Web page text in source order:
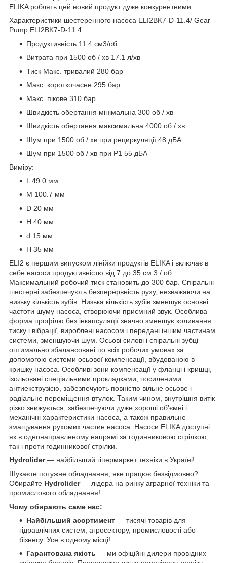
ELIKA роблять цей новий продукт дуже конкурентними.
Характеристики шестеренного насоса ELI2BK7-D-11.4/ Gear
Pump ELI2BK7-D-11.4:
Продуктивність 11.4 см3/об
Витрата при 1500 об / хв 17.1 л/хв
Тиск Макс. тривалий 280 бар
Макс. короткочасне 295 бар
Макс. пікове 310 бар
Швидкість обертання мінімальна 300 об / хв
Швидкість обертання максимальна 4000 об / хв
Шум при 1500 об / хв при рециркуляції 48 дБА
Шум при 1500 об / хв при P1 55 дБА
Виміру:
L 49.0 мм
M 100.7 мм
D 20 мм
H 40 мм
d 15 мм
H 35 мм
ELI2 є першим випуском лінійки продуктів ELIKA і включає в
себе насоси продуктивністю від 7 до 35 см 3 / об.
Максимальний робочий тиск становить до 300 бар. Спіральні
шестерні забезпечують безперервність руху, незважаючи на
низьку кількість зубів. Низька кількість зубів зменшує основні
частоти шуму насоса, створюючи приємний звук. Особлива
форма профілю без інкапсуляції значно зменшує коливання
тиску і вібрації, вироблені насосом і передані іншим частинам
системи, зменшуючи шум. Осьові силові і спіральні зубці
оптимально збалансовані по всіх робочих умовах за
допомогою системи осьової компенсації, вбудованою в
кришку насоса. Особливі зони компенсації у фланці і кришці,
ізольовані спеціальними прокладками, посиленими
антиекструзією, забезпечують повністю вільне осьове і
радіальне переміщення втулок. Таким чином, внутрішня витік
різко знижується, забезпечуючи дуже хороші об'ємні і
механічні характеристики насоса, а також правильне
змащування рухомих частин насоса. Насоси ELIKA доступні
як в однонаправленому напрямі за годинниковою стрілкою,
так і проти годинникової стрілки.
Hydrolider— найбільший гіпермаркет техніки в Україні!
Шукаєте потужне обладнання, яке працює безвідмовно?
Обирайте Hydrolider— лідера на ринку аграрної техніки та
промислового обладнання!
Чому обирають саме нас:
Найбільший асортимент — тисячі товарів для
гідравлічних систем, агросектору, промисловості або
бізнесу. Усе в одному місці!
Гарантована якість — ми офіційні дилери провідних